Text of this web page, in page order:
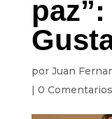
por Juan
| 0 Comentarios